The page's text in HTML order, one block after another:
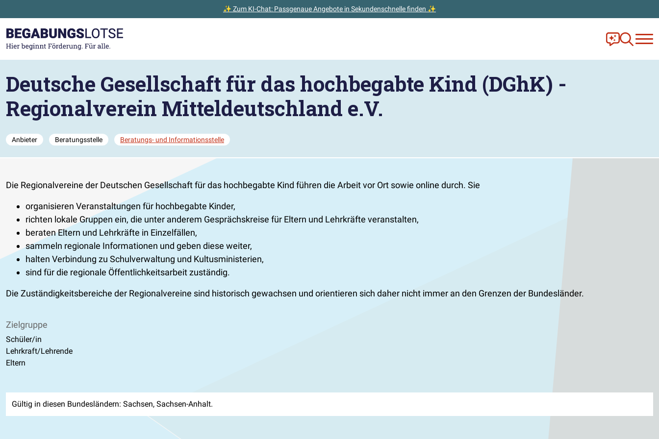
✨ Zum KI-Chat: Passgenaue Angebote in Sekundenschnelle finden ✨
Zur Startseite gehen
Frag Ella!
Zur
Deutsche Gesellschaft für das hochbegabte Kind (DGhK) -
Regionalverein Mitteldeutschland e.V.
Anbieter Beratungsstelle Beratungs- und Informationsstelle
Die Regionalvereine der Deutschen Gesellschaft für das hochbegabte Kind führen die Arbeit vor Ort sowie online durch. Sie
organisieren Veranstaltungen für hochbegabte Kinder,
richten lokale Gruppen ein, die unter anderem Gesprächskreise für Eltern und Lehrkräfte veranstalten,
beraten Eltern und Lehrkräfte in Einzelfällen,
sammeln regionale Informationen und geben diese weiter,
halten Verbindung zu Schulverwaltung und Kultusministerien,
sind für die regionale Öffentlichkeitsarbeit zuständig.
Die Zuständigkeitsbereiche der Regionalvereine sind historisch gewachsen und orientieren sich daher nicht immer an den Grenzen der Bundesländer.
Zielgruppe
Schüler/in
Lehrkraft/Lehrende
Eltern
Gültig in diesen Bundesländern: Sachsen, Sachsen-Anhalt.